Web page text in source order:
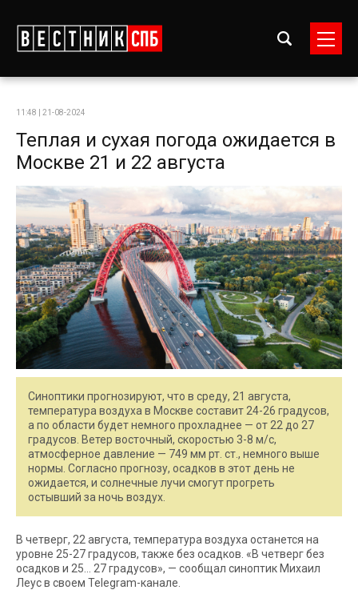
11:48 | 21-08-2024
Теплая и сухая погода ожидается в
Москве 21 и 22 августа
Синоптики прогнозируют, что в среду, 21 августа,
температура воздуха в Москве составит 24-26 градусов,
а по области будет немного прохладнее — от 22 до 27
градусов. Ветер восточный, скоростью 3-8 м/с,
атмосферное давление — 749 мм рт. ст., немного выше
нормы. Согласно прогнозу, осадков в этот день не
ожидается, и солнечные лучи смогут прогреть
остывший за ночь воздух.
В четверг, 22 августа, температура воздуха останется на
уровне 25-27 градусов, также без осадков. «В четверг без
осадков и 25… 27 градусов», — сообщал синоптик Михаил
Леус в своем Telegram-канале.